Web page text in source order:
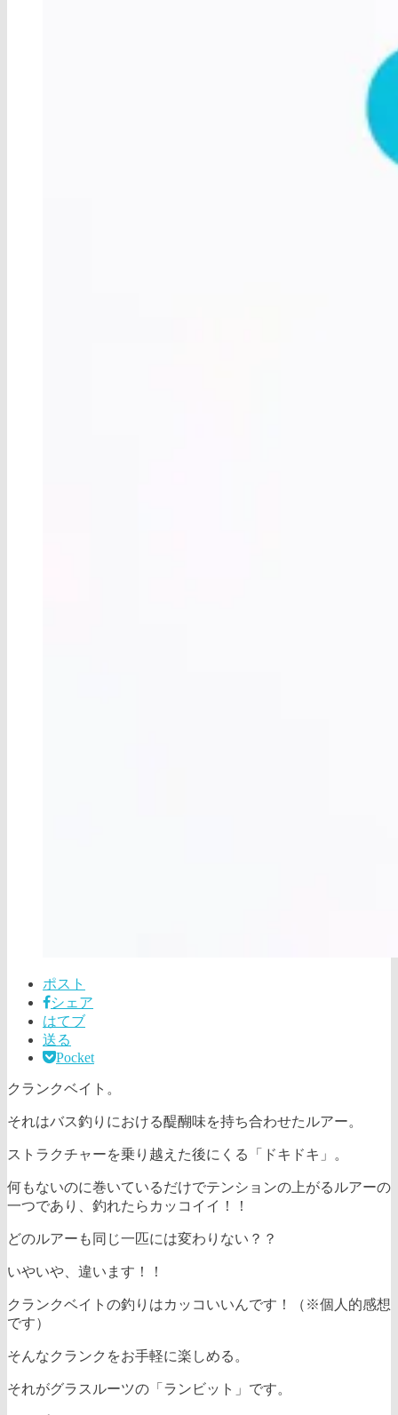
ポスト
シェア
はてブ
送る
Pocket
クランクベイト。
それはバス釣りにおける醍醐味を持ち合わせたルアー。
ストラクチャーを乗り越えた後にくる「ドキドキ」。
何もないのに巻いているだけでテンションの上がるルアーの
一つであり、釣れたらカッコイイ！！
どのルアーも同じ一匹には変わりない？？
いやいや、違います！！
クランクベイトの釣りはカッコいいんです！（※個人的感想
です）
そんなクランクをお手軽に楽しめる。
それがグラスルーツの「ランビット」です。